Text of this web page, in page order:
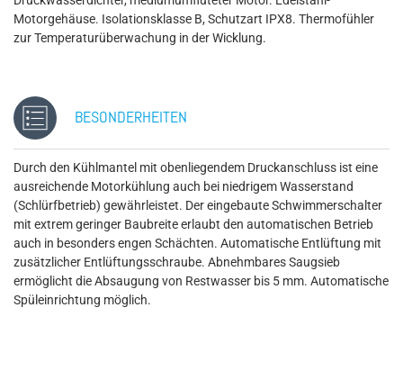
Motorgehäuse. Isolationsklasse B, Schutzart IPX8. Thermofühler
zur Temperaturüberwachung in der Wicklung.
BESONDERHEITEN
Durch den Kühlmantel mit obenliegendem Druckanschluss ist eine
ausreichende Motorkühlung auch bei niedrigem Wasserstand
(Schlürfbetrieb) gewährleistet. Der eingebaute Schwimmerschalter
mit extrem geringer Baubreite erlaubt den automatischen Betrieb
auch in besonders engen Schächten. Automatische Entlüftung mit
zusätzlicher Entlüftungsschraube. Abnehmbares Saugsieb
ermöglicht die Absaugung von Restwasser bis 5 mm. Automatische
Spüleinrichtung möglich.